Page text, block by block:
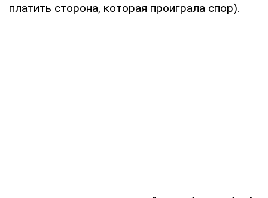
платить сторона, которая проиграла спор).